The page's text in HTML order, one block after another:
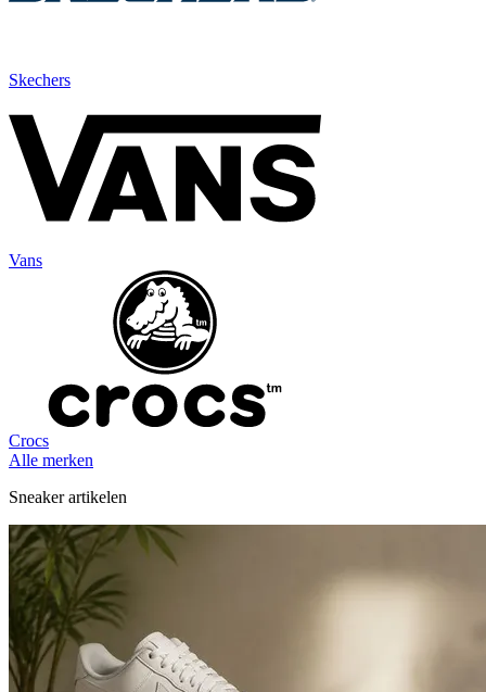
Skechers
Vans
Crocs
Alle merken
Sneaker artikelen